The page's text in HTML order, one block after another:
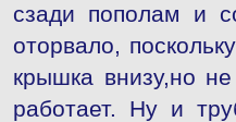
сзади пополам и
оторвало,
крышка внизу,но
работает. Ну и